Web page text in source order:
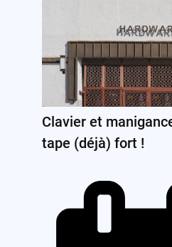
Clavier et
tape (déjà) fort !